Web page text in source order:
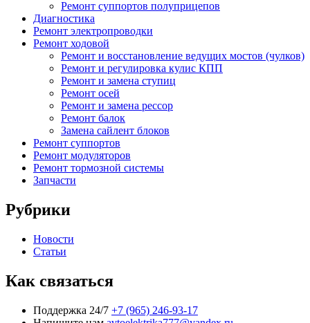
Ремонт суппортов полуприцепов
Диагностика
Ремонт электропроводки
Ремонт ходовой
Ремонт и восстановление ведущих мостов (чулков)
Ремонт и регулировка кулис КПП
Ремонт и замена ступиц
Ремонт осей
Ремонт и замена рессор
Ремонт балок
Замена сайлент блоков
Ремонт суппортов
Ремонт модуляторов
Ремонт тормозной системы
Запчасти
Рубрики
Новости
Статьи
Как связаться
Поддержка 24/7 +7 (965) 246-93-17